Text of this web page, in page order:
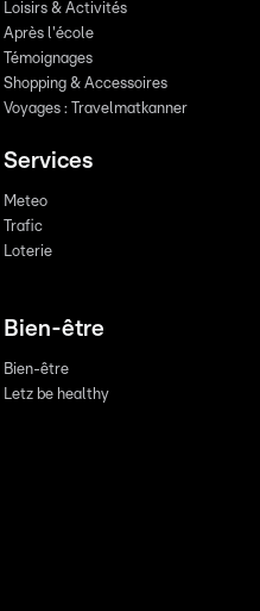
Loisirs & Activités
Après l'école
Témoignages
Shopping & Accessoires
Voyages : Travelmatkanner
Services
Meteo
Trafic
Loterie
Bien-être
Bien-être
Letz be healthy